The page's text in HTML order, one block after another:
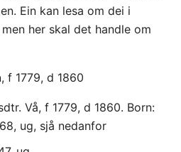
Ein kan lesa om dei i
her skal det handle om
, f 1779, d 1860
Vå, f 1779, d 1860. Born:
ug, sjå nedanfor